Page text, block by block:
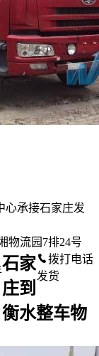
心承接石家庄发
物流园7排24号
拨打电话
发货
石家
庄到
衡水整车物